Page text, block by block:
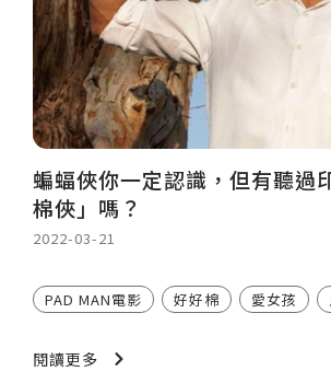
蝙蝠俠你一定認識，但有聽過
棉俠​」嗎？
2022-03-21
PAD MAN電影 好好棉 愛女孩
閱讀更多